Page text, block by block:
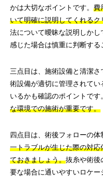
かは大切なポイントです。 費
いて明確に説明してくれる
法について曖昧な説明しか
感じた場合は慎重に判断する
三点目は、施術設備と清潔
術設備が適切に管理されて
いるかも確認のポイントです。
な環境での施術が重要です。
四点目は、術後フォローの体
一トラブルが生じた際の対
ておきましょう。抜糸や術後
要な場合に通いやすいロケ